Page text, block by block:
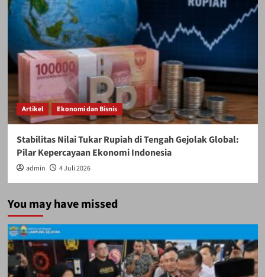
Artikel Ekonomi dan Bisnis
Stabilitas Nilai Tukar Rupiah di Tengah Gejolak Global:
Pilar Kepercayaan Ekonomi Indonesia
admin 4 Juli 2026
You may have missed